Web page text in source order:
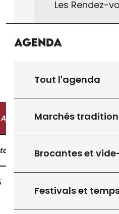
Les Rendez-
Agenda
Tout l'agenda
Marchés
Brocantes et
Festivals et
Appeler
nous